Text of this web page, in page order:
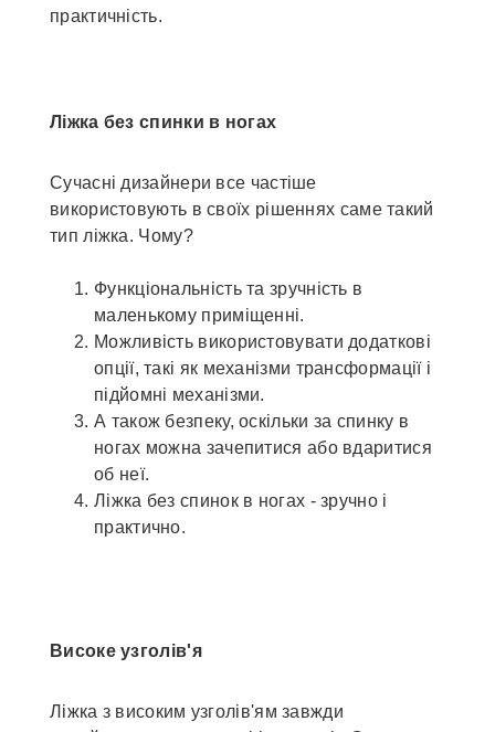
практичність.
Ліжка без спинки в ногах
Сучасні дизайнери все частіше
використовують в своїх рішеннях саме такий
тип ліжка. Чому?
Функціональність та зручність в
маленькому приміщенні.
Можливість використовувати додаткові
опції, такі як механізми трансформації і
підйомні механізми.
А також безпеку, оскільки за спинку в
ногах можна зачепитися або вдаритися
об неї.
Ліжка без спинок в ногах - зручно і
практично.
Високе узголів'я
Ліжка з високим узголів'ям завжди